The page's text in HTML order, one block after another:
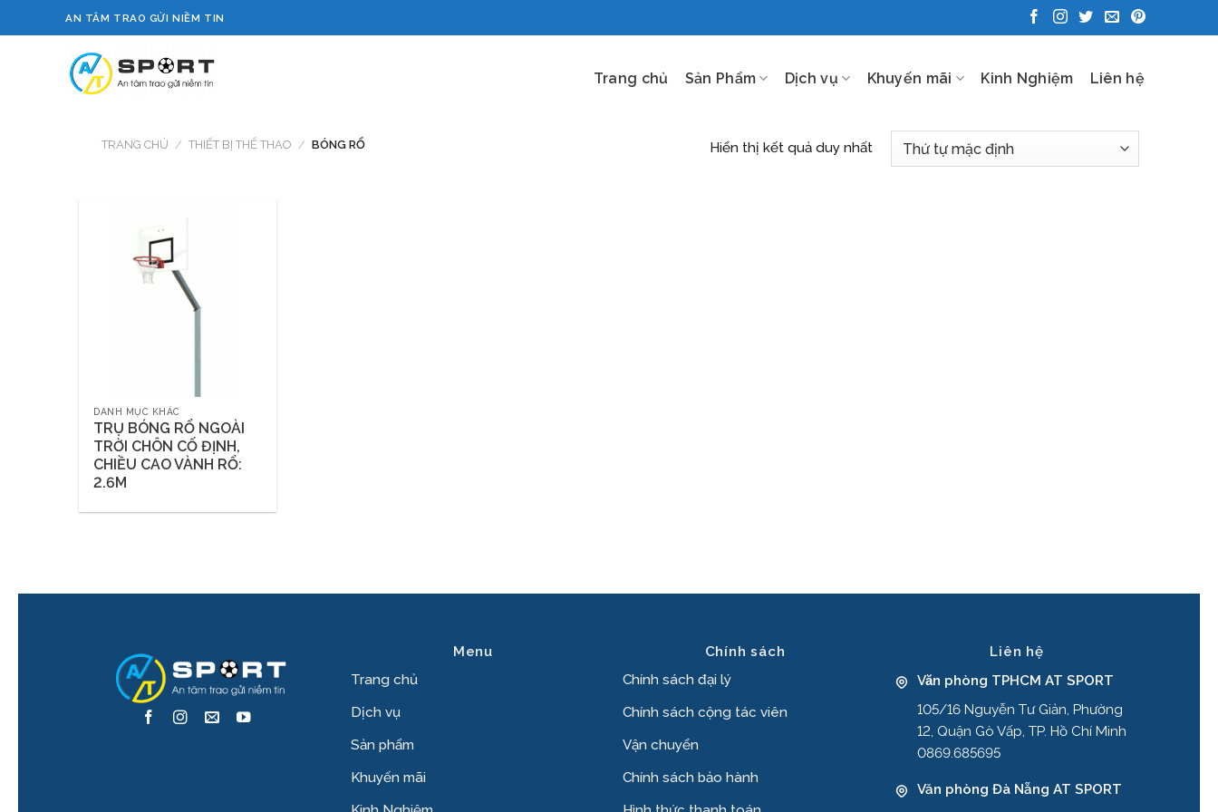
to
AN TÂM TRAO GỬI NIỀM TIN
Trang chủ Sản Phẩm Dịch vụ Khuyến mãi Kinh Nghiệm Liên hệ
TRANG CHỦ / THIẾT BỊ THỂ THAO / BÓNG RỔ Hiển thị kết quả duy nhất
DANH MỤC KHÁC
TRỤ BÓNG RỔ NGOÀI
TRỜI CHÔN CỐ ĐỊNH,
CHIỀU CAO VÀNH RỔ:
2.6M
Menu
Trang chủ
Dịch vụ
Sản phẩm
Khuyến mãi
Chính sách
Chính sách đại lý
Chính sách cộng tác viên
Vận chuyển
Chính sách bảo hành
Liên hệ
Văn phòng TPHCM AT SPORT
105/16 Nguyễn Tư Giản, Phường
12, Quận Gò Vấp, TP. Hồ Chí Minh
0869.685695
Văn phòng Đà Nẵng AT SPORT